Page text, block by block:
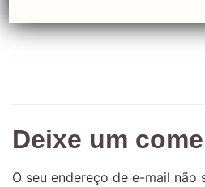
Deixe um
O seu endereço de e-mail não